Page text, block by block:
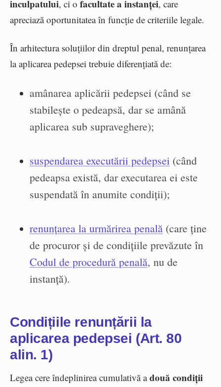
inculpatului, ci o facultate a instanței, care
apreciază oportunitatea în funcție de criteriile legale.
În arhitectura soluțiilor din dreptul penal, renunțarea
la aplicarea pedepsei trebuie diferențiată de:
amânarea aplicării pedepsei (când se
stabilește o pedeapsă, dar se amână
aplicarea sub supraveghere);
suspendarea executării pedepsei (când
pedeapsa există, dar executarea ei este
suspendată în anumite condiții);
renunțarea la urmărirea penală (care ține
de procuror și de condițiile prevăzute în
Codul de procedură penală, nu de
instanță).
Condițiile renunțării la
aplicarea pedepsei (Art. 80
alin. 1)
Legea cere îndeplinirea cumulativă adouă condiții